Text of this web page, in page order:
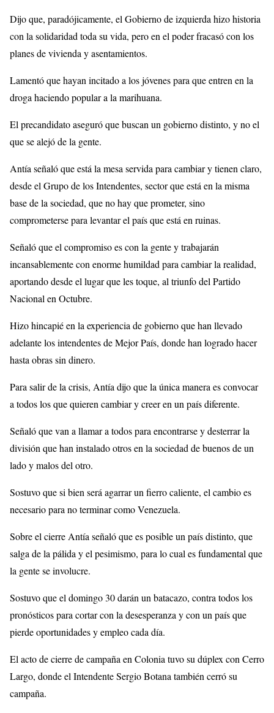
Dijo que, paradójicamente, el Gobierno de izquierda hizo historia
con la solidaridad toda su vida, pero en el poder fracasó con los
planes de vivienda y asentamientos.
Lamentó que hayan incitado a los jóvenes para que entren en la
droga haciendo popular a la marihuana.
El precandidato aseguró que buscan un gobierno distinto, y no el
que se alejó de la gente.
Antía señaló que está la mesa servida para cambiar y tienen claro,
desde el Grupo de los Intendentes, sector que está en la misma
base de la sociedad, que no hay que prometer, sino
comprometerse para levantar el país que está en ruinas.
Señaló que el compromiso es con la gente y trabajarán
incansablemente con enorme humildad para cambiar la realidad,
aportando desde el lugar que les toque, al triunfo del Partido
Nacional en Octubre.
Hizo hincapié en la experiencia de gobierno que han llevado
adelante los intendentes de Mejor País, donde han logrado hacer
hasta obras sin dinero.
Para salir de la crisis, Antía dijo que la única manera es convocar
a todos los que quieren cambiar y creer en un país diferente.
Señaló que van a llamar a todos para encontrarse y desterrar la
división que han instalado otros en la sociedad de buenos de un
lado y malos del otro.
Sostuvo que si bien será agarrar un fierro caliente, el cambio es
necesario para no terminar como Venezuela.
Sobre el cierre Antía señaló que es posible un país distinto, que
salga de la pálida y el pesimismo, para lo cual es fundamental que
la gente se involucre.
Sostuvo que el domingo 30 darán un batacazo, contra todos los
pronósticos para cortar con la desesperanza y con un país que
pierde oportunidades y empleo cada día.
El acto de cierre de campaña en Colonia tuvo su dúplex con Cerro
Largo, donde el Intendente Sergio Botana también cerró su
campaña.